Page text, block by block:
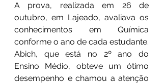
A prova, realizada em 26 de
outubro, em Lajeado, avaliava os
conhecimentos em Química
conforme o ano de cada estudante.
Abich, que está no 2º ano do
Ensino Médio, obteve um ótimo
desempenho e chamou a atenção